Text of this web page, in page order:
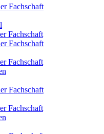
Fachschaft
Fachschaft
Fachschaft
Fachschaft
Fachschaft
Fachschaft